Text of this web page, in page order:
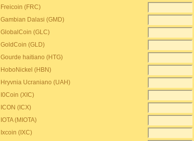
Freicoin (FRC)
Gambian Dalasi (GMD)
GlobalCoin (GLC)
GoldCoin (GLD)
Gourde haitiano (HTG)
HoboNickel (HBN)
Hryvnia Ucraniano (UAH)
I0Coin (XIC)
ICON (ICX)
IOTA (MIOTA)
Ixcoin (IXC)